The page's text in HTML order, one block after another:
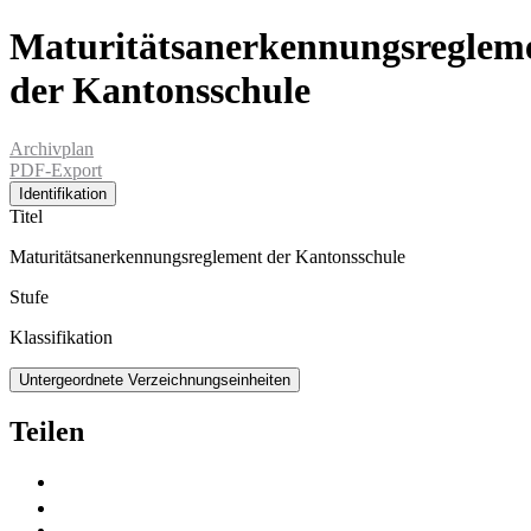
der Kantonsschule
Archivplan
PDF-Export
Identifikation
Titel
Maturitätsanerkennungsreglement der Kantonsschule
Stufe
Klassifikation
Untergeordnete Verzeichnungseinheiten
Teilen